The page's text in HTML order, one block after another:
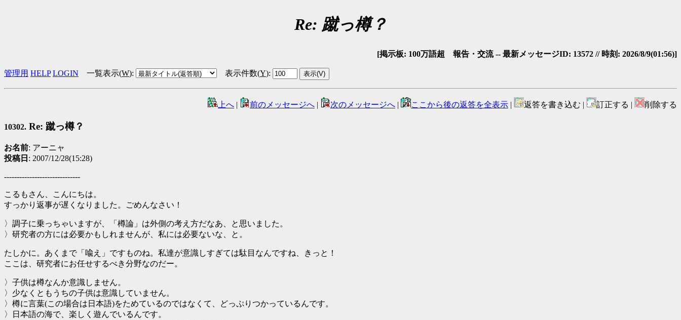
Re: 蹴っ樽？
[掲示板: 100万語超 報告・交流 -- 最新メッセージID: 13572 // 時刻: 2026/8/9(01:56)]
管理用 HELP LOGIN 一覧表示(W): 表示件数(Y):
上へ | 前のメッセージへ | 次のメッセージへ | ここから後の返答を全表示 | 返答を書き込む | 訂正する | 削除する
10302. Re: 蹴っ樽？
お名前: アーニャ
投稿日 : 2007/12/28(15:28)
------------------------------
こるもさん、こんにちは。
すっかり返事が遅くなりました。ごめんなさい！
〉調子に乗っちゃいますが、「樽論」は外側の考え方だなあ、と思いました。
〉研究者の方には必要かもしれませんが、私には必要ないな、と。
たしかに。あくまで「喩え」ですものね。私達が意識しすぎては駄目なんですね、きっと！
ここは、研究者にお任せするべき分野なのだー。
〉子供は樽なんか意識しません。
〉少なくともうちの子供は意識していません。
〉樽に言葉(この場合は日本語)をためているのではなくて、どっぷりつかっているんです。
〉日本語の海で、楽しく遊んでいるんです。